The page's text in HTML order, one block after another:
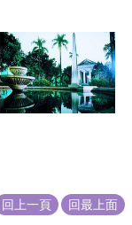
回上一頁 回最上面